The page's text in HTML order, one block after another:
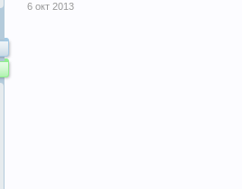
6 окт 2013